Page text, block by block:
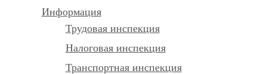
Информация
Трудовая инспекция
Налоговая инспекция
Транспортная инспекция